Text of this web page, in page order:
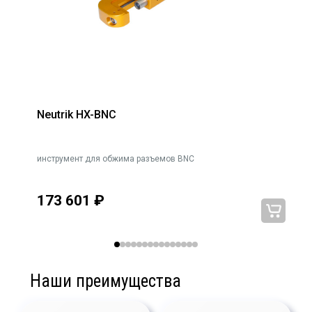
Neutrik HX-BNC
инструмент для обжима разъемов BNC
173 601 ₽
Наши преимущества